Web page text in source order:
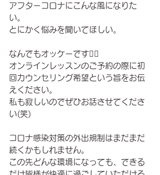
アフターコロナにこんな風になりた
い。
とにかく悩みを聞いてほしい。
なんでもオッケーです🙆‍♀️
オンラインレッスンのご予約の際に初
回カウンセリング希望という旨をお伝
えください。
私も寂しいのでぜひお話させてくださ
い(笑)
コロナ感染対策の外出規制はまだまだ
続くかもしれません。
この先どんな環境になっても、できる